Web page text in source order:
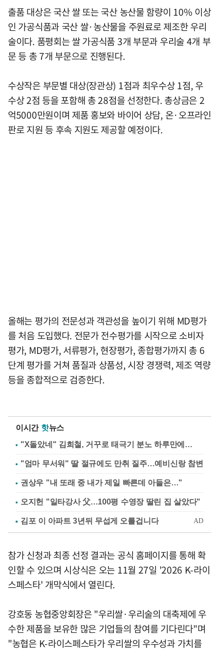
출품 대상은 국산 쌀 또는 국산 농산물 함량이 10% 이상
인 가공식품과 국산 쌀·농산물을 주원료로 제조한 우리
술이다. 품평회는 쌀 가공식품 3개 부문과 우리술 4개 부
문 등 총 7개 부문으로 진행된다.
수상작은 부문별 대상(장관상) 1점과 최우수상 1점, 우
수상 2점 등을 포함해 총 28점을 선정한다. 총상금은 2
억5000만원이며 제품 홍보와 바이어 상담, 온·오프라인
판로 지원 등 후속 지원도 제공할 예정이다.
올해는 평가의 전문성과 객관성을 높이기 위해 MD평가
를 처음 도입했다. 전문가 전수평가를 시작으로 소비자
평가, MD평가, 서류평가, 현장평가, 종합평가까지 총 6
단계 평가를 거쳐 품질과 상품성, 시장 경쟁력, 제조 역량
등을 종합적으로 검증한다.
이시간 핫뉴스
"X돌았네" 김희철, 거꾸로 태극기 분노 하루만에…
"엄마 무서워" 딸 절규에도 만취 질주…예비신랑 참변
권상우 "내 또래 중 내가 제일 빠른데 아들은…"
오지헌 "일타강사 父…100평 수영장 딸린 집 살았다"
참가 신청과 최종 선정 결과는 공식 홈페이지를 통해 확
인할 수 있으며 시상식은 오는 11월 27일 '2026 K-라이
스페스타' 개막식에서 열린다.
강호동 농협중앙회장은 "우리쌀·우리술의 대축제에 우
수한 제품을 보유한 많은 기업들의 참여를 기다린다"며
"농협은 K-라이스페스타가 우리쌀의 우수성과 가치를